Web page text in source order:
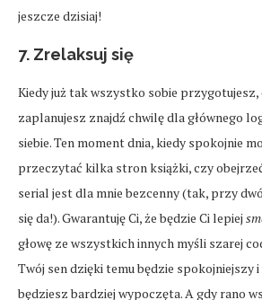
jeszcze dzisiaj!
7. Zrelaksuj się
Kiedy już tak wszystko sobie przygotujesz,
zaplanujesz znajdź chwilę dla głównego
siebie. Ten moment dnia, kiedy spokojnie
przeczytać kilka stron książki, czy
serial jest dla mnie bezcenny (tak, przy
się da!). Gwarantuję Ci, że będzie Ci lepiej
głowę ze wszystkich innych myśli szarej
Twój sen dzięki temu będzie spokojniejszy
będziesz bardziej wypoczęta. A gdy rano